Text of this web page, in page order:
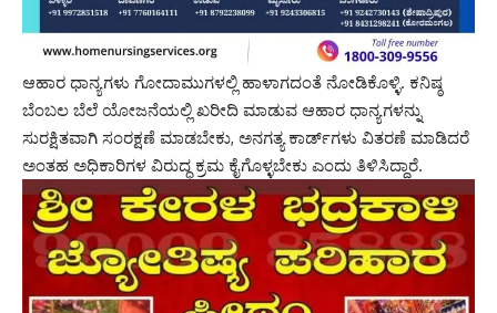
ಆಹಾರ ಧಾನ್ಯಗಳು ಗೋದಾಮುಗಳಲ್ಲಿ ಹಾಳಾಗದಂತೆ ನೋಡಿಕೊಳ್ಳಿ. ಕನಿಷ್ಠ
ಬೆಂಬಲ ಬೆಲೆ ಯೋಜನೆಯಲ್ಲಿ ಖರೀದಿ ಮಾಡುವ ಆಹಾರ ಧಾನ್ಯಗಳನ್ನು
ಸುರಕ್ಷಿತವಾಗಿ ಸಂರಕ್ಷಣೆ ಮಾಡಬೇಕು, ಅನಗತ್ಯ ಕಾರ್ಡ್‌ಗಳು ವಿತರಣೆ ಮಾಡಿದರೆ
ಅಂತಹ ಅಧಿಕಾರಿಗಳ ವಿರುದ್ಧ ಕ್ರಮ ಕೈಗೊಳ್ಳಬೇಕು ಎಂದು ತಿಳಿಸಿದ್ದಾರೆ.